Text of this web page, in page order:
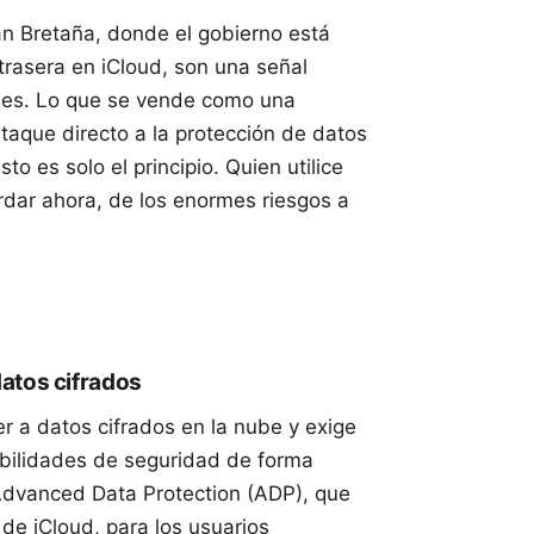
Bretaña, donde el gobierno está
en iCloud, son una señal
Lo que se vende como una
directo a la protección de datos
es solo el principio. Quien utilice
ahora, de los enormes riesgos a
cifrados
a datos cifrados en la nube y exige
de seguridad de forma
Data Protection (ADP), que
iCloud, para los usuarios